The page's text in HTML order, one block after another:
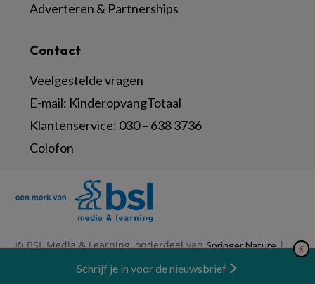
Contact
Veelgestelde vragen
E-mail: KinderopvangTotaal
Klantenservice: 030 – 638 3736
Colofon
Adverteren & Partnerships
© BSL Media & Learning, onderdeel vanSpringer Nature| X
Schrijf je in voor de nieuwsbrief
Nieuwsbrief Abonneren